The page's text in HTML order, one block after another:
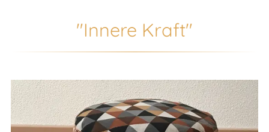
"Innere Kraft"